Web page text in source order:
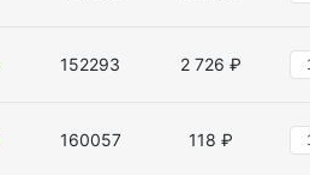
152293 2 726 ₽
160057 118 ₽